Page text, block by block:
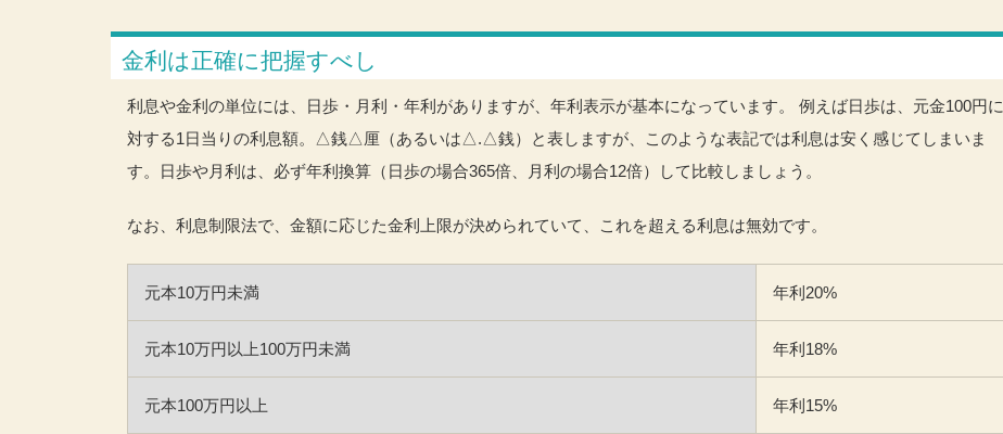
金利は正確に把握すべし
利息や金利の単位には、日歩・月利・年利がありますが、年利表示が基本になっています。 例えば日歩は、元金100円に
対する1日当りの利息額。△銭△厘（あるいは△.△銭）と表しますが、このような表記では利息は安く感じてしまいま
す。日歩や月利は、必ず年利換算（日歩の場合365倍、月利の場合12倍）して比較しましょう。
なお、利息制限法で、金額に応じた金利上限が決められていて、これを超える利息は無効です。
元本10万円未満 年利20%
元本10万円以上100万円未満 年利18%
元本100万円以上 年利15%